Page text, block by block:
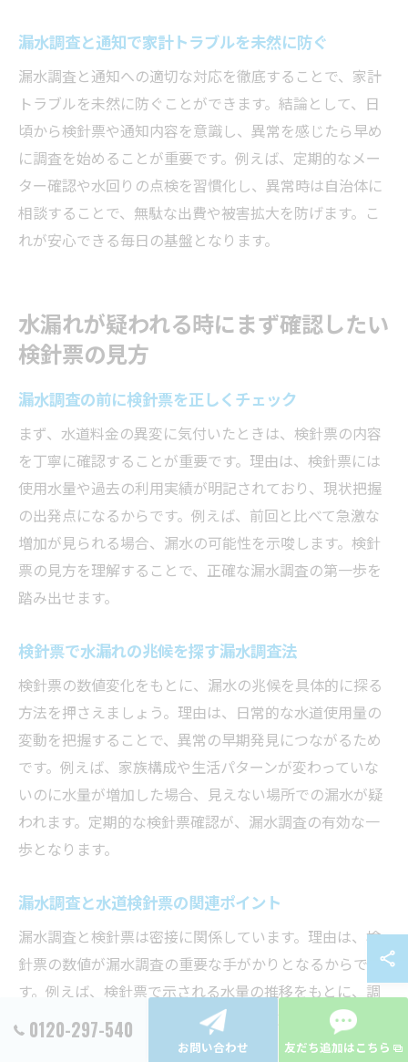
漏水調査と通知で家計トラブルを未然に防ぐ
漏水調査と通知への適切な対応を徹底することで、家計
トラブルを未然に防ぐことができます。結論として、日
頃から検針票や通知内容を意識し、異常を感じたら早め
に調査を始めることが重要です。例えば、定期的なメー
ター確認や水回りの点検を習慣化し、異常時は自治体に
相談することで、無駄な出費や被害拡大を防げます。こ
れが安心できる毎日の基盤となります。
水漏れが疑われる時にまず確認したい
検針票の見方
漏水調査の前に検針票を正しくチェック
まず、水道料金の異変に気付いたときは、検針票の内容
を丁寧に確認することが重要です。理由は、検針票には
使用水量や過去の利用実績が明記されており、現状把握
の出発点になるからです。例えば、前回と比べて急激な
増加が見られる場合、漏水の可能性を示唆します。検針
票の見方を理解することで、正確な漏水調査の第一歩を
踏み出せます。
検針票で水漏れの兆候を探す漏水調査法
検針票の数値変化をもとに、漏水の兆候を具体的に探る
方法を押さえましょう。理由は、日常的な水道使用量の
変動を把握することで、異常の早期発見につながるため
です。例えば、家族構成や生活パターンが変わっていな
いのに水量が増加した場合、見えない場所での漏水が疑
われます。定期的な検針票確認が、漏水調査の有効な一
歩となります。
漏水調査と水道検針票の関連ポイント
漏水調査と検針票は密接に関係しています。理由は、検
針票の数値が漏水調査の重要な手がかりとなるからで
す。例えば、検針票で示される水量の推移をもとに、調
査の必要性や時期を判断できます。水道検針票と漏水調
査を連動させることで、無駄なコストを抑えつつ、効率
0120-297-540
お問い合わせ 友だち追加はこちら